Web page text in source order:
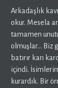
Arkadaşlık
okur. Mesela
tamamen
olmuşlar… Biz
batırır kan
içindi.
kurardık. Bir